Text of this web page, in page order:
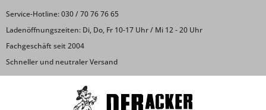
Service-Hotline: 030 / 70 76 76 65
Ladenöffnungszeiten: Di, Do, Fr 10-17 Uhr / Mi 12 - 20 Uhr
Fachgeschäft seit 2004
Schneller und neutraler Versand